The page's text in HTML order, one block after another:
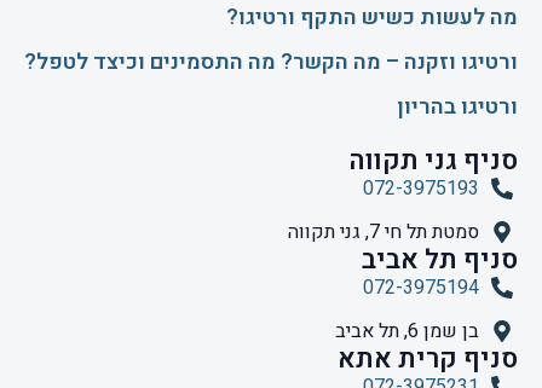
​מה לעשות כשיש התקף ורטיגו?
ורטיגו וזקנה – מה הקשר? מה התסמינים וכיצד לטפל?
ורטיגו בהריון
סניף גני תקווה
072-3975193
סמטת תל חי 7, גני תקווה
סניף תל אביב
072-3975194
בן שמן 6, תל אביב
סניף קרית אתא